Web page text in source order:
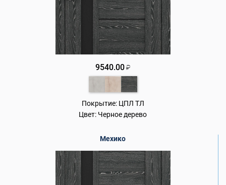
9540.00 ₽
Покрытие: ЦПЛ ТЛ
Цвет: Черное дерево
Мехико